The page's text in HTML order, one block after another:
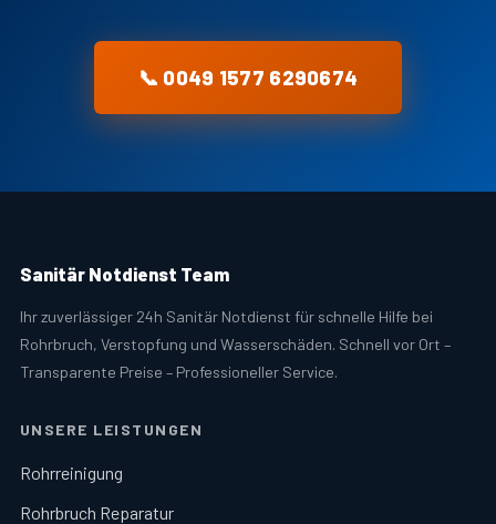
📞 0049 1577 6290674
Sanitär Notdienst Team
Ihr zuverlässiger 24h Sanitär Notdienst für schnelle Hilfe bei
Rohrbruch, Verstopfung und Wasserschäden. Schnell vor Ort –
Transparente Preise – Professioneller Service.
UNSERE LEISTUNGEN
Rohrreinigung
Rohrbruch Reparatur